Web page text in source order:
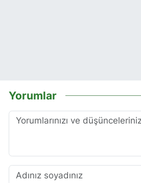
Yorumlar